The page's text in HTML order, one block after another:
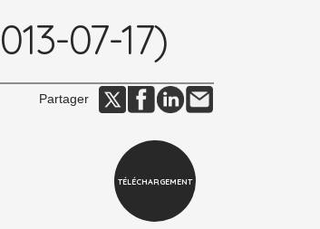
07-17)
Partager
TÉLÉCHARGEMENT